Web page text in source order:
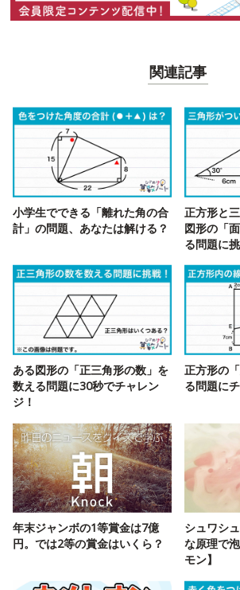
関連記事
小学生でできる「離れた角の合
計」の問題、あなたは解ける？
正方形と
図形の「
る問題に
ある図形の「正三角形の数」を
数える問題に30秒でチャレン
ジ！
正方形の
る問題に
年末ジャンボの1等賞金は7億
円。では2等の賞金はいくら？
シュワシ
な原理で
モン】